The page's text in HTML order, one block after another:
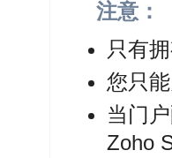
注意：
只有
您只
当门
Zoho